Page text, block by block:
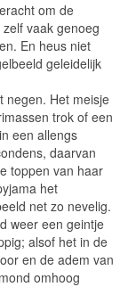
om de
vaak genoeg
En heus niet
geleidelijk
negen. Het meisje
trok of een
een allengs
daarvan
toppen van haar
het
net zo nevelig.
weer een geintje
alsof het in de
en de adem van
omhoog